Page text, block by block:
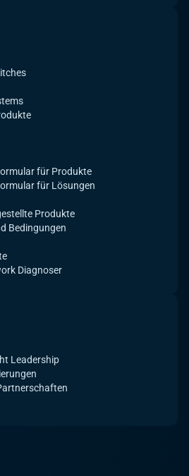
für Produkte
für Lösungen
Produkte
Bedingungen
Diagnoser
Leadership